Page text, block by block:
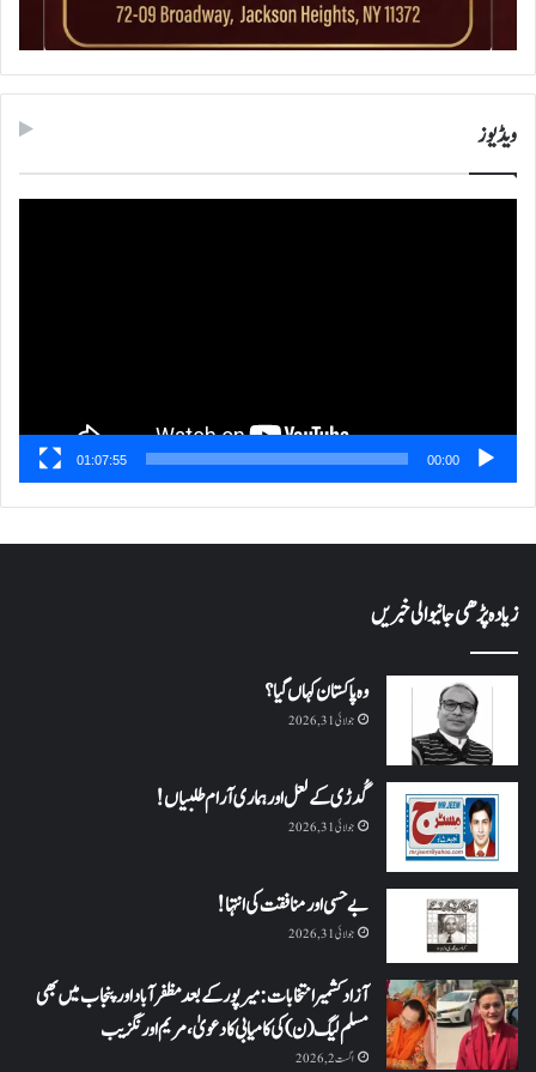
ویڈیوز
00:00
01:07:55
زیادہ پڑھی جانیوالی خبریں
وہ پاکستان کہاں گیا؟
جولائی 31, 2026
گُدڑی کے لعل اور ہماری آرام طلبیاں!
جولائی 31, 2026
بے حسی اور منافقت کی انتہا !
جولائی 31, 2026
آزاد کشمیر انتخابات: میرپور کے بعد مظفرآباد اور پنجاب میں بھی
مسلم لیگ (ن) کی کامیابی کا دعویٰ، مریم اورنگزیب
اگست 2, 2026